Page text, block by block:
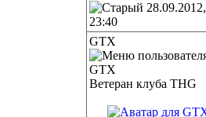
28.09.2012,
23:40
GTX
Ветеран клуба THG